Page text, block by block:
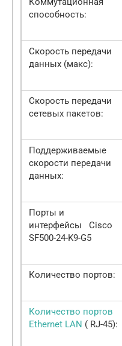
способность:
Скорость передачи
данных (макс):
Скорость передачи
сетевых пакетов:
Поддерживаемые
скорости передачи
данных:
Порты и
интерфейсы Cisco
SF500-24-K9-G5
Количество портов:
Количество портов
Ethernet LAN ( RJ-45):